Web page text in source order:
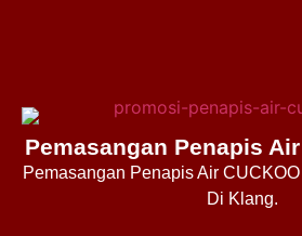
Pemasangan Penapis
Pemasangan Penapis Air
Di Klang.